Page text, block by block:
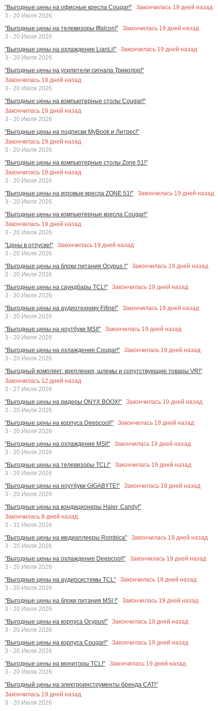
"Выгодные цены на офисные кресла Cougar!" Закончилась 19 дней назад
3 - 20 Июля 2026
"Выгодные цены на телевизоры Iffalcon!"
Закончилась 19 дней назад
3 - 20 Июля 2026
"Выгодные цены на охлаждение LianLi!"
Закончилась 19 дней назад
3 - 20 Июля 2026
"Выгодные цены на усилители сигнала Триколор!"
Закончилась 19 дней назад
3 - 20 Июля 2026
"Выгодные цены на компьютерные столы Cougar!"
Закончилась 19 дней назад
3 - 20 Июля 2026
"Выгодные цены на подписки MyBook и Литрес!"
Закончилась 19 дней назад
3 - 20 Июля 2026
"Выгодные цены на компьютерные столы Zone 51!"
Закончилась 19 дней назад
3 - 20 Июля 2026
"Выгодные цены на игровые кресла ZONE 51!"
Закончилась 19 дней назад
3 - 20 Июля 2026
"Выгодные цены на компьютерные кресла Cougar!"
Закончилась 19 дней назад
3 - 20 Июля 2026
"Цены в отпуске!"
Закончилась 19 дней назад
3 - 20 Июля 2026
"Выгодные цены на блоки питания Ocypus !"
Закончилась 19 дней назад
3 - 20 Июля 2026
"Выгодные цены на саундбары TCL!"
Закончилась 19 дней назад
3 - 20 Июля 2026
"Выгодные цены на аудиотехнику Fifine!"
Закончилась 19 дней назад
3 - 20 Июля 2026
"Выгодные цены на ноутбуки MSI!"
Закончилась 19 дней назад
3 - 20 Июля 2026
"Выгодные цены на охлаждение Cougar!"
Закончилась 19 дней назад
3 - 20 Июля 2026
"Выгодный комплект: крепления, шлемы и сопутствующие товары VR!"
Закончилась 12 дней назад
3 - 27 Июля 2026
"Выгодные цены на ридеры ONYX BOOX!"
Закончилась 19 дней назад
3 - 20 Июля 2026
"Выгодные цены на корпуса Deepcool!"
Закончилась 19 дней назад
3 - 20 Июля 2026
"Выгодные цены на охлаждение MSI!"
Закончилась 19 дней назад
3 - 20 Июля 2026
"Выгодные цены на телевизоры TCL!"
Закончилась 19 дней назад
3 - 20 Июля 2026
"Выгодные цены на ноутбуки GIGABYTE!"
Закончилась 19 дней назад
3 - 20 Июля 2026
"Выгодные цены на кондиционеры Haier, Candy!"
Закончилась 8 дней назад
3 - 31 Июля 2026
"Выгодные цены на медиаплееры Rombica"
Закончилась 19 дней назад
3 - 20 Июля 2026
"Выгодные цены на охлаждение Deepcool!"
Закончилась 19 дней назад
3 - 20 Июля 2026
"Выгодные цены на аудиосистемы TCL"
Закончилась 19 дней назад
3 - 20 Июля 2026
"Выгодные цены на блоки питания MSI !"
Закончилась 19 дней назад
3 - 20 Июля 2026
"Выгодные цены на корпуса Ocypus!"
Закончилась 19 дней назад
3 - 20 Июля 2026
"Выгодные цены на корпуса Cougar!"
Закончилась 19 дней назад
3 - 20 Июля 2026
"Выгодные цены на мониторы TCL!"
Закончилась 19 дней назад
3 - 20 Июля 2026
"Выгодный цены на электроинструменты бренда CAT!"
Закончилась 19 дней назад
3 - 20 Июля 2026